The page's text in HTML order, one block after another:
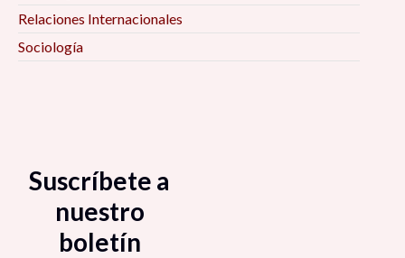
Relaciones Internacionales
Sociología
Suscríbete a
nuestro
boletín